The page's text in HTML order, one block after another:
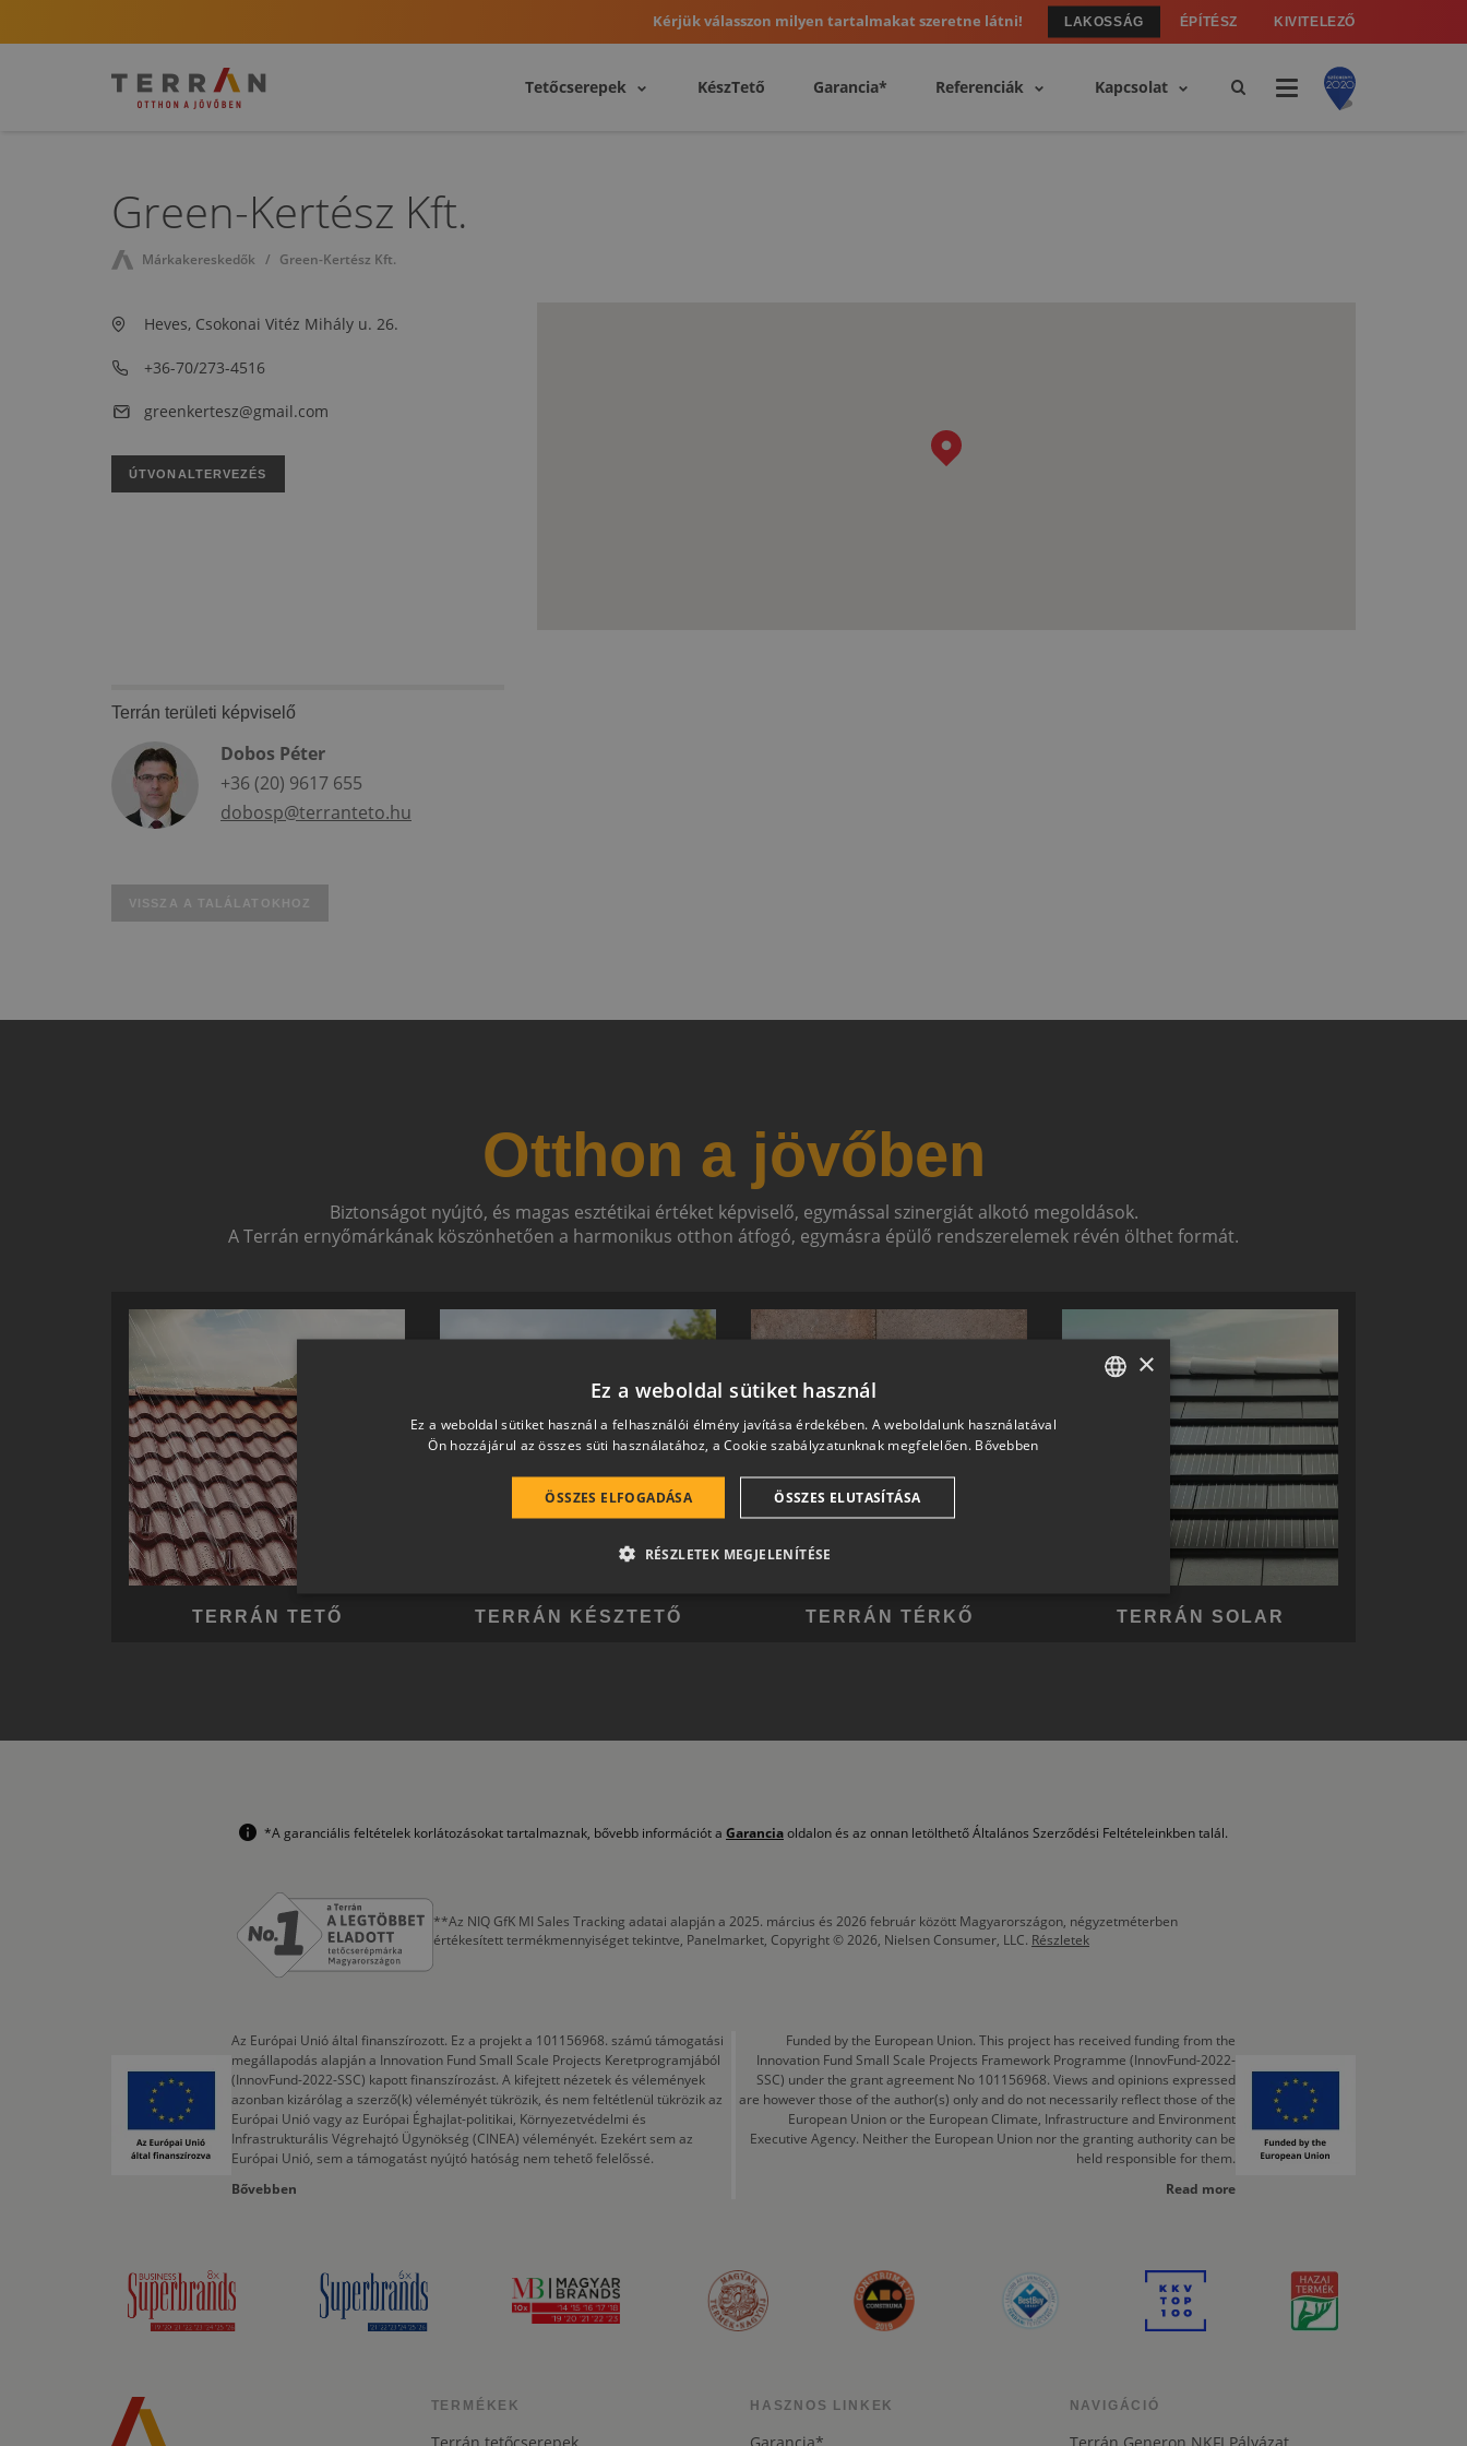
Kérjük válasszon milyen tartalmakat szeretne látni! LAKOSSÁG ÉPÍTÉSZ KIVITELEZŐ
Tetőcserepek KészTető Garancia* Referenciák Kapcsolat
Green-Kertész Kft.
Márkakereskedők Green-Kertész Kft.
Heves, Csokonai Vitéz Mihály u. 26.
+36-70/273-4516
greenkertesz@gmail.com
ÚTVONALTERVEZÉS
Terrán területi képviselő
Dobos Péter
+36 (20) 9617 655
dobosp@terranteto.hu
VISSZA A TALÁLATOKHOZ
Otthon a jövőben
Biztonságot nyújtó, és magas esztétikai értéket képviselő, egymással szinergiát alkotó megoldások.
A Terrán ernyőmárkának köszönhetően a harmonikus otthon átfogó, egymásra épülő rendszerelemek révén ölthet formát.
TERRÁN TETŐ TERRÁN KÉSZTETŐ TERRÁN TÉRKŐ TERRÁN SOLAR
*A garanciális feltételek korlátozásokat tartalmaznak, bővebb információt a Garanciaoldalon és az onnan letölthető Általános Szerződési Feltételeinkben talál.
**Az NIQ GfK MI Sales Tracking adatai alapján a 2025. március és 2026 február között Magyarországon, négyzetméterben
értékesített termékmennyiséget tekintve, Panelmarket, Copyright © 2026, Nielsen Consumer, LLC. Részletek
Az Európai Unió által finanszírozott. Ez a projekt a 101156968. számú támogatási
megállapodás alapján a Innovation Fund Small Scale Projects Keretprogramjából
(InnovFund-2022-SSC) kapott finanszírozást. A kifejtett nézetek és vélemények
azonban kizárólag a szerző(k) véleményét tükrözik, és nem feltétlenül tükrözik az
Európai Unió vagy az Európai Éghajlat-politikai, Környezetvédelmi és
Infrastrukturális Végrehajtó Ügynökség (CINEA) véleményét. Ezekért sem az
Európai Unió, sem a támogatást nyújtó hatóság nem tehető felelőssé.
Bővebben
Funded by the European Union. This project has received funding from the
Innovation Fund Small Scale Projects Framework Programme (InnovFund-2022-
SSC) under the grant agreement No 101156968. Views and opinions expressed
are however those of the author(s) only and do not necessarily reflect those of the
European Union or the European Climate, Infrastructure and Environment
Executive Agency. Neither the European Union nor the granting authority can be
held responsible for them.
Read more
TERMÉKEK HASZNOS LINKEK NAVIGÁCIÓ
CROATIAN
×
Ez a weboldal sütiket használ
Ez a weboldal sütiket használ a felhasználói élmény javítása érdekében. A weboldalunk használatával
Ön hozzájárul az összes süti használatához, a Cookie szabályzatunknak megfelelően. Bővebben
ÖSSZES ELFOGADÁSA ÖSSZES ELUTASÍTÁSA
RÉSZLETEK MEGJELENÍTÉSE